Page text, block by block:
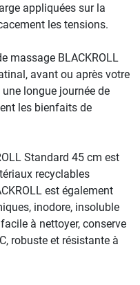
appliquées sur la
les tensions.
massage BLACKROLL
avant ou après votre
longue journée de
les bienfaits de
Standard 45 cm est
recyclables
est également
inodore, insoluble
à nettoyer, conserve
robuste et résistante à